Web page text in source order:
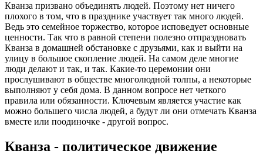
Кванза призвано объединять людей. Поэтому нет ничего
плохого в том, что в празднике участвует так много людей.
Ведь это семейное торжество, которое исповедует основные
ценности. Так что в равной степени полезно отпраздновать
Кванза в домашней обстановке с друзьями, как и выйти на
улицу в большое скопление людей. На самом деле многие
люди делают и так, и так. Какие-то церемонии они
прослушивают в обществе многолюдной толпы, а некоторые
выполняют у себя дома. В данном вопросе нет четкого
правила или обязанности. Ключевым является участие как
можно большего числа людей, а будут ли они отмечать Кванза
вместе или поодиночке - другой вопрос.
Кванза - политическое движение